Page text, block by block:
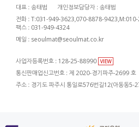
대표 : 송태범
개인정보담당자 : 송태범
전화 : T:031-949-3623,070-8878-
팩스 : 031-949-4324
메일 : seoulmat@seoulmat.co.kr
사업자등록번호 : 128-25-88990 VIEW
통신판매업신고번호 : 제 2020-경기파주-2699 호
주소 : 경기도 파주시 통일로576번길12(아동동5-